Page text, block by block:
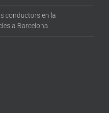
conductors en la
a Barcelona